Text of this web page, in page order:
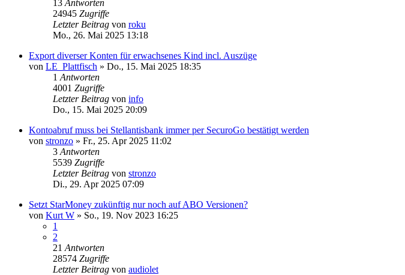
13 Antworten
24945 Zugriffe
Letzter Beitrag von roku
Mo., 26. Mai 2025 13:18
Export diverser Konten für erwachsenes Kind incl. Auszüge
von LE_Plattfisch » Do., 15. Mai 2025 18:35
1 Antworten
4001 Zugriffe
Letzter Beitrag von info
Do., 15. Mai 2025 20:09
Kontoabruf muss bei Stellantisbank immer per SecuroGo bestätigt werden
von stronzo » Fr., 25. Apr 2025 11:02
3 Antworten
5539 Zugriffe
Letzter Beitrag von stronzo
Di., 29. Apr 2025 07:09
Setzt StarMoney zukünftig nur noch auf ABO Versionen?
von Kurt W » So., 19. Nov 2023 16:25
1
2
21 Antworten
28574 Zugriffe
Letzter Beitrag von audiolet